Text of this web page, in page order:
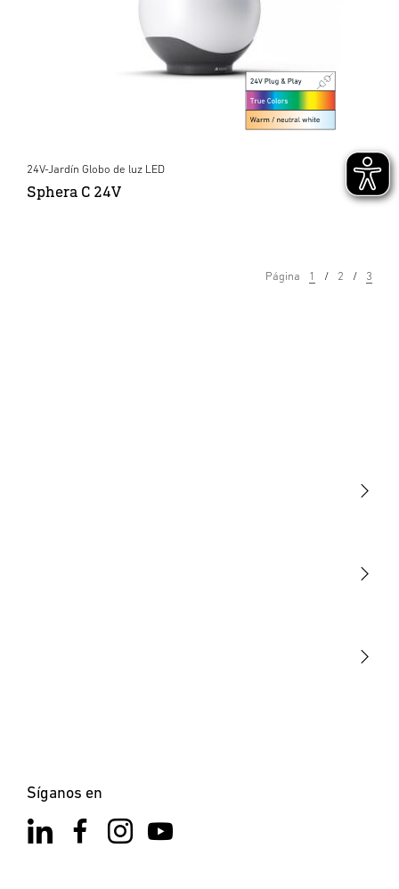
24V-Jardín Globo de luz LED
Sphera C 24V
Página 1 2 3
Síganos en